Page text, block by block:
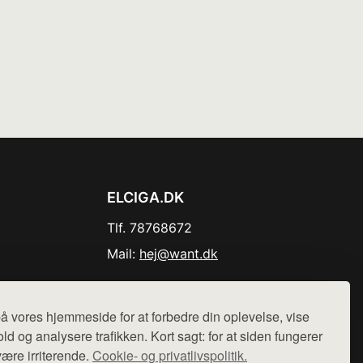
vores hjemmeside for at forbedre din oplevelse, vise
og analysere trafikken. Kort sagt: for at siden fungerer
irriterende. Cookie- og privatlivspolitik.
ELCIGA.DK
Tlf. 78768672
Mail: hej@want.dk